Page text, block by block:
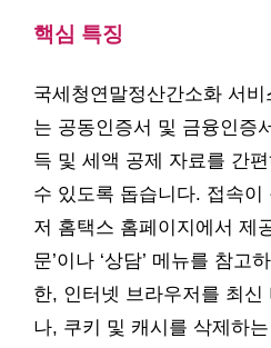
핵심 특징
국세청연말정산간소화 서
는 공동인증서 및 금융인증
득 및 세액 공제 자료를 간
수 있도록 돕습니다. 접속이
저 홈택스 홈페이지에서 제
문’이나 ‘상담’ 메뉴를 참고
한, 인터넷 브라우저를 최신
나, 쿠키 및 캐시를 삭제하